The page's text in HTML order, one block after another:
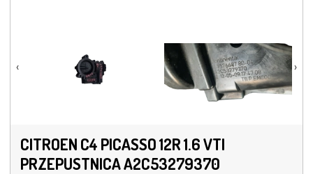
‹ ›
CITROEN C4 PICASSO 12R 1.6 VTI
PRZEPUSTNICA A2C53279370